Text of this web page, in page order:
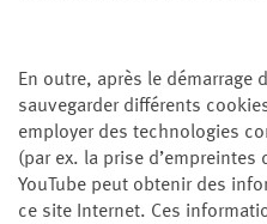
En outre, après le démarrage
sauvegarder différents
employer des technologies
(par ex. la prise
YouTube peut obtenir des
ce site Internet. Ces